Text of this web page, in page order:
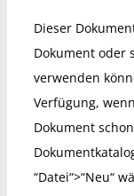
Dieser
Dokument oder
verwenden
Verfügung,
Dokument
“Datei“>“Neu“